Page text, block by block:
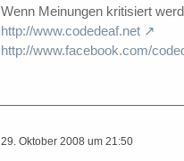
Wenn Meinungen kritisiert
http://www.codedeaf.net
http://www.facebook.com/
29. Oktober 2008 um 21:50